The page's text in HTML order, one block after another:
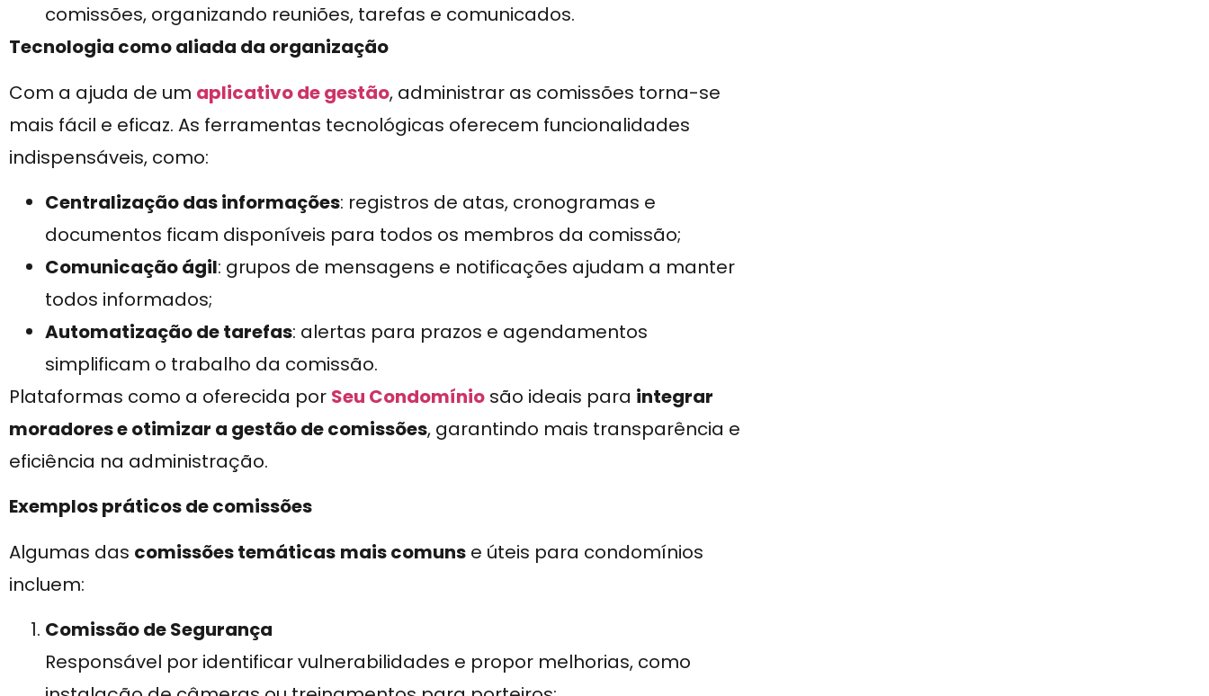
comissões, organizando reuniões, tarefas e comunicados.
Tecnologia como aliada da organização
Com a ajuda de um aplicativo de gestão, administrar as comissões torna-se
mais fácil e eficaz. As ferramentas tecnológicas oferecem funcionalidades
indispensáveis, como:
Centralização das informações: registros de atas, cronogramas e
documentos ficam disponíveis para todos os membros da comissão;
Comunicação ágil: grupos de mensagens e notificações ajudam a manter
todos informados;
Automatização de tarefas: alertas para prazos e agendamentos
simplificam o trabalho da comissão.
Plataformas como a oferecida por Seu Condomínio são ideais para integrar
moradores e otimizar a gestão de comissões, garantindo mais transparência e
eficiência na administração.
Exemplos práticos de comissões
Algumas das comissões temáticas mais comuns e úteis para condomínios
incluem:
Comissão de Segurança
Responsável por identificar vulnerabilidades e propor melhorias, como